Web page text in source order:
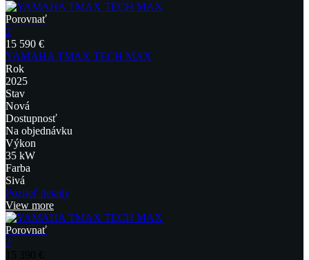
Porovnať
2
15 590 €
YAMAHA TMAX TECH MAX
Rok
2025
Stav
Nová
Dostupnosť
Na objednávku
Výkon
35 kW
Farba
Sivá
Pozrieť detaily
View more
Porovnať
2